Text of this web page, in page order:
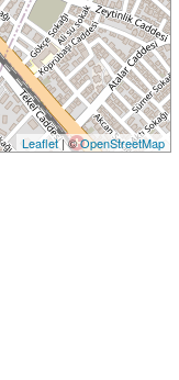
Leaflet| ©OpenStreetMap